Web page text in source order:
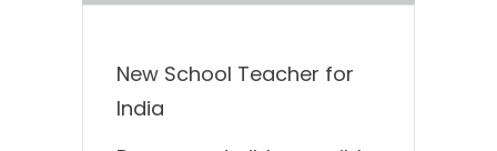
New School Teacher for
India